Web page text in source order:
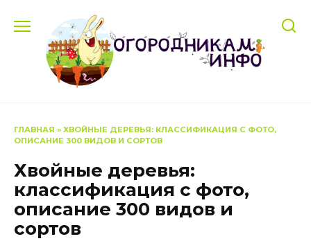
содержанию
ГЛАВНАЯ » ХВОЙНЫЕ ДЕРЕВЬЯ: КЛАССИФИКАЦИЯ С ФОТО,
ОПИСАНИЕ 300 ВИДОВ И СОРТОВ
Хвойные деревья:
классификация с фото,
описание 300 видов и
сортов